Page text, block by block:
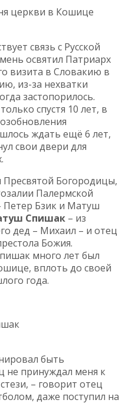
церкви в Кошице
связь с Русской
освятил Патриарх
визита в Словакию в
из-за нехватки
застопорилось.
спустя 10 лет, в
ждать ещё 6 лет,
свои двери для
Пресвятой Богородицы,
Палермской
Петер Бзик и Матуш
Спишак – из
дед – Михаил – и отец
Божия.
много лет был
вплоть до своей
года.
быть
не принуждал меня к
– говорит отец
даже поступил на